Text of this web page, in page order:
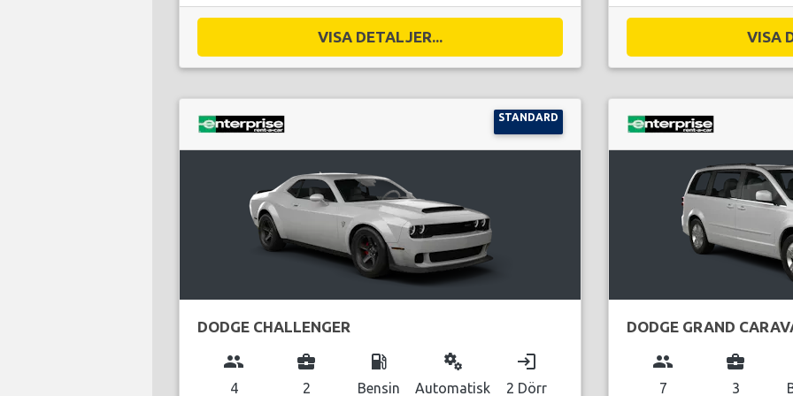
VISA DETALJER... VISA
STANDARD
DODGE CHALLENGER
group
4
business_center
2
local_gas_station
Bensin
miscellaneous_services
Automatisk
login
2 Dörr
DODGE GRAND
group
7
business_center
3